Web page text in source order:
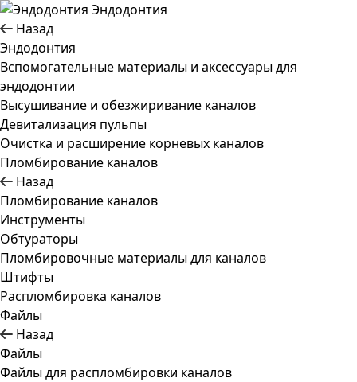
Эндодонтия
Назад
Эндодонтия
Вспомогательные материалы и аксессуары для
эндодонтии
Высушивание и обезжиривание каналов
Девитализация пульпы
Очистка и расширение корневых каналов
Пломбирование каналов
Назад
Пломбирование каналов
Инструменты
Обтураторы
Пломбировочные материалы для каналов
Штифты
Распломбировка каналов
Файлы
Назад
Файлы
Файлы для распломбировки каналов